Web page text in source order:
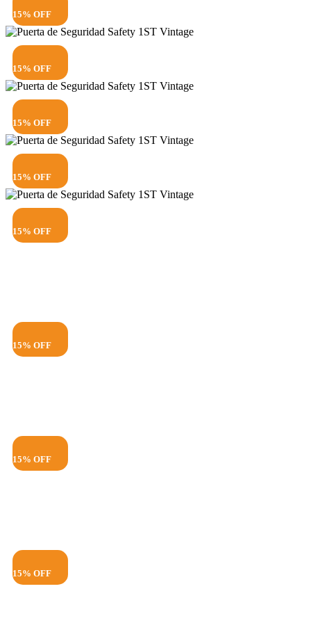
15% OFF
15% OFF
15% OFF
15% OFF
15% OFF
15% OFF
15% OFF
15% OFF